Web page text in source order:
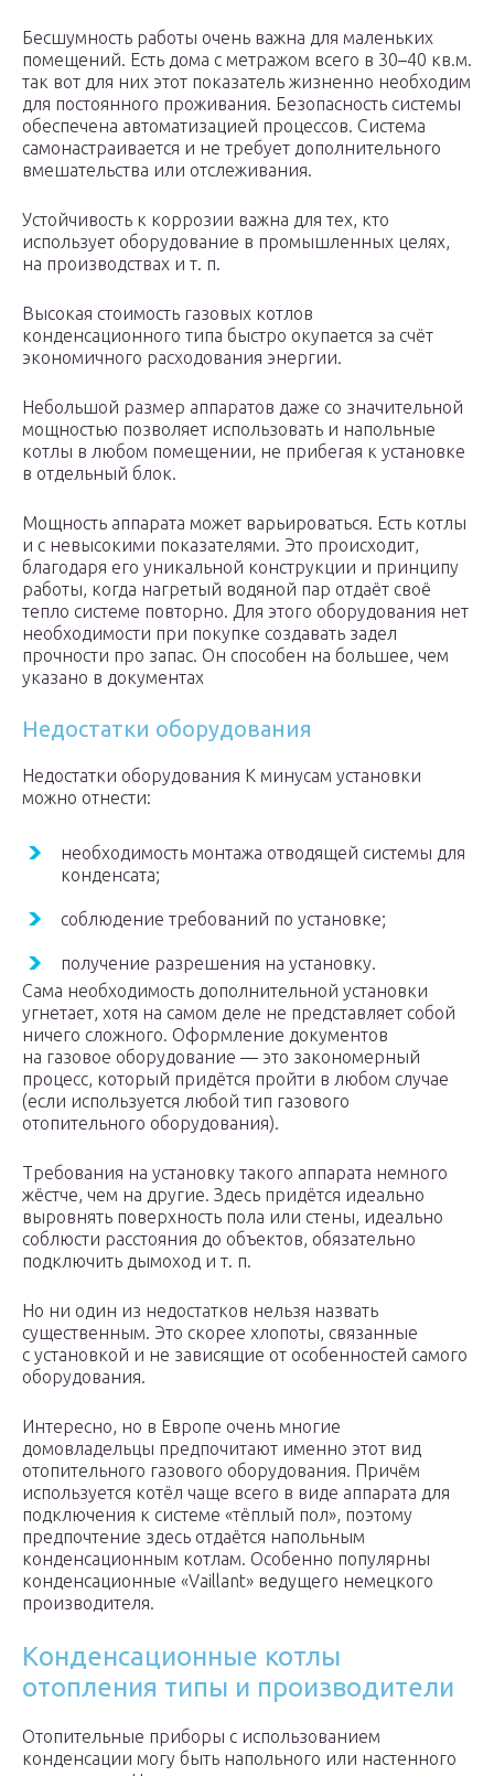
Бесшумность работы очень важна для маленьких
помещений. Есть дома с метражом всего в 30–40 кв.м.
так вот для них этот показатель жизненно необходим
для постоянного проживания. Безопасность системы
обеспечена автоматизацией процессов. Система
самонастраивается и не требует дополнительного
вмешательства или отслеживания.
Устойчивость к коррозии важна для тех, кто
использует оборудование в промышленных целях,
на производствах и т. п.
Высокая стоимость газовых котлов
конденсационного типа быстро окупается за счёт
экономичного расходования энергии.
Небольшой размер аппаратов даже со значительной
мощностью позволяет использовать и напольные
котлы в любом помещении, не прибегая к установке
в отдельный блок.
Мощность аппарата может варьироваться. Есть котлы
и с невысокими показателями. Это происходит,
благодаря его уникальной конструкции и принципу
работы, когда нагретый водяной пар отдаёт своё
тепло системе повторно. Для этого оборудования нет
необходимости при покупке создавать задел
прочности про запас. Он способен на большее, чем
указано в документах
Недостатки оборудования
Недостатки оборудования К минусам установки
можно отнести:
необходимость монтажа отводящей системы для
конденсата;
соблюдение требований по установке;
получение разрешения на установку.
Сама необходимость дополнительной установки
угнетает, хотя на самом деле не представляет собой
ничего сложного. Оформление документов
на газовое оборудование — это закономерный
процесс, который придётся пройти в любом случае
(если используется любой тип газового
отопительного оборудования).
Требования на установку такого аппарата немного
жёстче, чем на другие. Здесь придётся идеально
выровнять поверхность пола или стены, идеально
соблюсти расстояния до объектов, обязательно
подключить дымоход и т. п.
Но ни один из недостатков нельзя назвать
существенным. Это скорее хлопоты, связанные
с установкой и не зависящие от особенностей самого
оборудования.
Интересно, но в Европе очень многие
домовладельцы предпочитают именно этот вид
отопительного газового оборудования. Причём
используется котёл чаще всего в виде аппарата для
подключения к системе «тёплый пол», поэтому
предпочтение здесь отдаётся напольным
конденсационным котлам. Особенно популярны
конденсационные «Vaillant» ведущего немецкого
производителя.
Конденсационные котлы
отопления типы и производители
Отопительные приборы с использованием
конденсации могу быть напольного или настенного